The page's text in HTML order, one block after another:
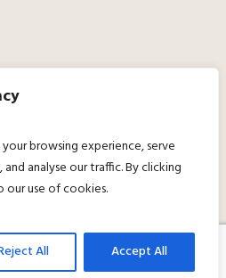
browsing experience, serve
analyse our traffic. By clicking
use of cookies.
All Accept All
/ All rights reserved.